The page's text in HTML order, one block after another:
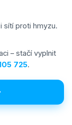
sítí proti hmyzu.
– stačí vyplnit
725.